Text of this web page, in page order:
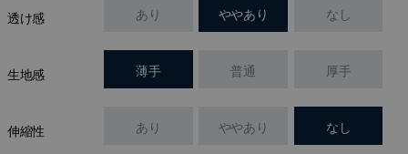
透け感 あり ややあり なし
生地感 薄手 普通 厚手
伸縮性 あり ややあり なし